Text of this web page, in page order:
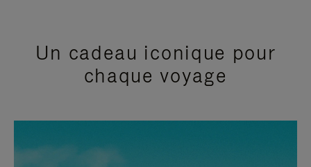
Un cadeau iconique pour
chaque voyage